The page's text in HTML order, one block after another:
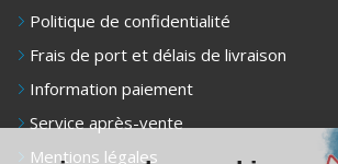
Politique de confidentialité
Frais de port et délais de livraison
Information paiement
Service après-vente
Mentions légales